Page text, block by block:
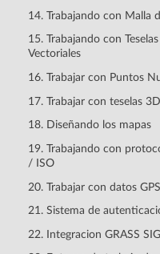
14. Trabajando con Malla
15. Trabajando con Teselas
Vectoriales
16. Trabajar con Puntos
17. Trabajar con teselas 3D
18. Diseñando los mapas
19. Trabajando con
/ ISO
20. Trabajar con datos GPS
21. Sistema de
22. Integracion GRASS SIG